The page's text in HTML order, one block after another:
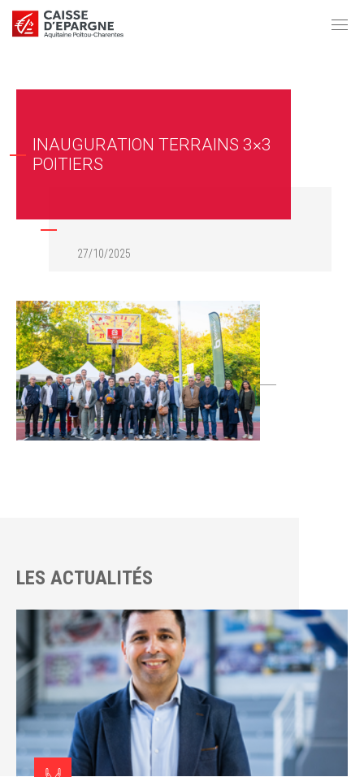
INAUGURATION TERRAINS 3×3
POITIERS
27/10/2025
LES ACTUALITÉS